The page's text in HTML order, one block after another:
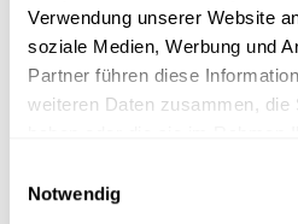
Verwendung unserer Website
soziale Medien, Werbung und
Partner führen diese
weiteren Daten zusammen, die
Notwendig